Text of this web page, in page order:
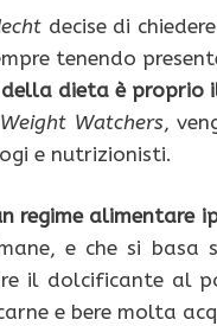
decise di
tenendo
dieta è
Weight Watchers,
e nutrizionisti.
regime alimentare
e che si basa
il dolcificante al
e bere molta